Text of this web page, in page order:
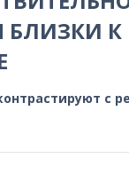
БЛИЗКИ К
с